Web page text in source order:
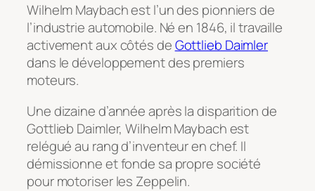
Wilhelm Maybach est l’un des pionniers de
l’industrie automobile. Né en 1846, il travaille
activement aux côtés deGottlieb Daimler
dans le développement des premiers
moteurs.
Une dizaine d’année après la disparition de
Gottlieb Daimler, Wilhelm Maybach est
relégué au rang d’inventeur en chef. Il
démissionne et fonde sa propre société
pour motoriser les Zeppelin.